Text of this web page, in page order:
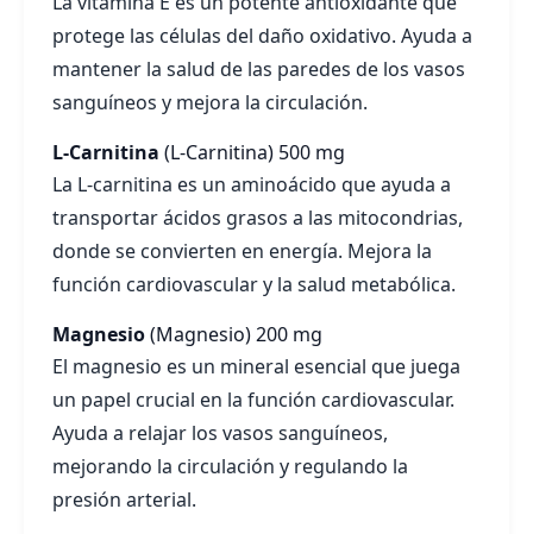
protege las células del daño oxidativo. Ayuda a
mantener la salud de las paredes de los vasos
sanguíneos y mejora la circulación.
L-Carnitina (L-Carnitina) 500 mg
La L-carnitina es un aminoácido que ayuda a
transportar ácidos grasos a las mitocondrias,
donde se convierten en energía. Mejora la
función cardiovascular y la salud metabólica.
Magnesio(Magnesio)200 mg
El magnesio es un mineral esencial que juega
un papel crucial en la función cardiovascular.
Ayuda a relajar los vasos sanguíneos,
mejorando la circulación y regulando la
presión arterial.